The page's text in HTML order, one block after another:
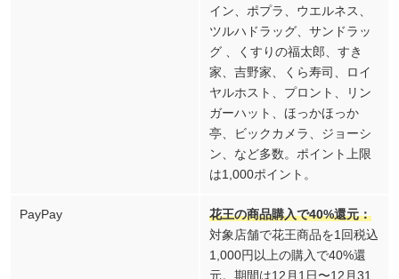
イン、ポプラ、ウエルネス、
ツルハドラッグ、サンドラッ
グ 、くすりの福太郎、すき
家、吉野家、くら寿司、ロイ
ヤルホスト、プロント、リン
ガーハット、ほっかほっか
亭、ビックカメラ、ジョーシ
ン、など多数。ポイント上限
は1,000ポイント。
PayPay
花王の商品購入で40%還元：
対象店舗で花王商品を1回税込
1,000円以上の購入で40%還
元。期間は12月1日〜12月31